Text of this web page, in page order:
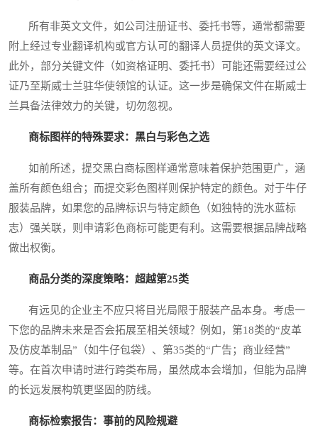
所有非英文文件，如公司注册证书、委托书等，通常都需要
附上经过专业翻译机构或官方认可的翻译人员提供的英文译文。
此外，部分关键文件（如资格证明、委托书）可能还需要经过公
证乃至斯威士兰驻华使领馆的认证。这一步是确保文件在斯威士
兰具备法律效力的关键，切勿忽视。
商标图样的特殊要求：黑白与彩色之选
如前所述，提交黑白商标图样通常意味着保护范围更广，涵
盖所有颜色组合；而提交彩色图样则保护特定的颜色。对于牛仔
服装品牌，如果您的品牌标识与特定颜色（如独特的洗水蓝标
志）强关联，则申请彩色商标可能更有利。这需要根据品牌战略
做出权衡。
商品分类的深度策略：超越第25类
有远见的企业主不应只将目光局限于服装产品本身。考虑一
下您的品牌未来是否会拓展至相关领域？例如，第18类的“皮革
及仿皮革制品”（如牛仔包袋）、第35类的“广告；商业经营”
等。在首次申请时进行跨类布局，虽然成本会增加，但能为品牌
的长远发展构筑更坚固的防线。
商标检索报告：事前的风险规避